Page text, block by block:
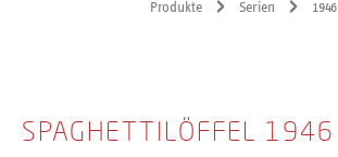
Produkte Serien 1946
SPAGHETTILÖFFEL 1946